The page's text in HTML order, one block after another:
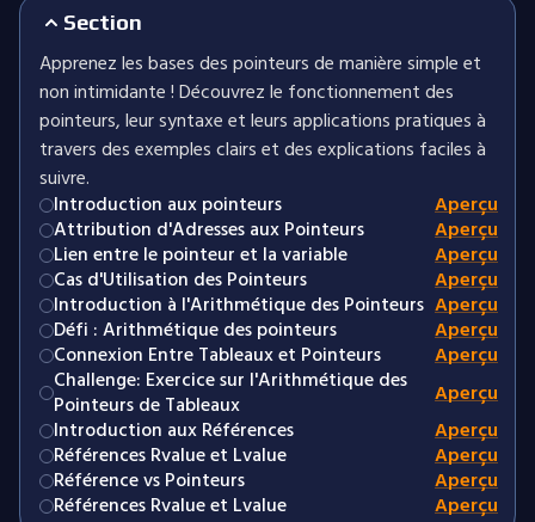
Section
Apprenez les bases des pointeurs de manière simple et
non intimidante ! Découvrez le fonctionnement des
pointeurs, leur syntaxe et leurs applications pratiques à
travers des exemples clairs et des explications faciles à
suivre.
Introduction aux pointeurs
Aperçu
Attribution d'Adresses aux Pointeurs
Aperçu
Lien entre le pointeur et la variable
Aperçu
Cas d'Utilisation des Pointeurs
Aperçu
Introduction à l'Arithmétique des Pointeurs Aperçu
Défi : Arithmétique des pointeurs
Aperçu
Connexion Entre Tableaux et Pointeurs
Aperçu
Challenge: Exercice sur l'Arithmétique des
Pointeurs de Tableaux
Aperçu
Introduction aux Références
Aperçu
Références Rvalue et Lvalue
Aperçu
Référence vs Pointeurs
Aperçu
Références Rvalue et Lvalue
Aperçu